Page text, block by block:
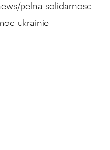
pelna-solidarnosc-
ukrainie